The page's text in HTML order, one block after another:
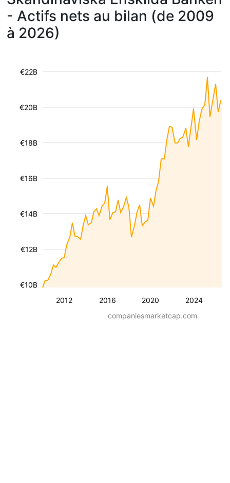
- Actifs nets au bilan (de 2009
à 2026)
2012 2016 2020 2024
€10B
€12B
€14B
€16B
€18B
€20B
€22B
companiesmarketcap.com